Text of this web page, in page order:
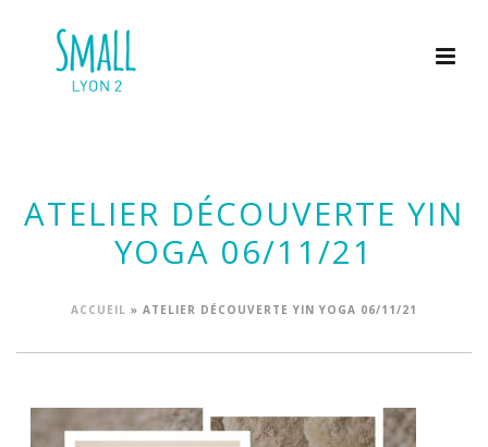
ATELIER DÉCOUVERTE YIN
YOGA 06/11/21
ACCUEIL » ATELIER DÉCOUVERTE YIN YOGA 06/11/21